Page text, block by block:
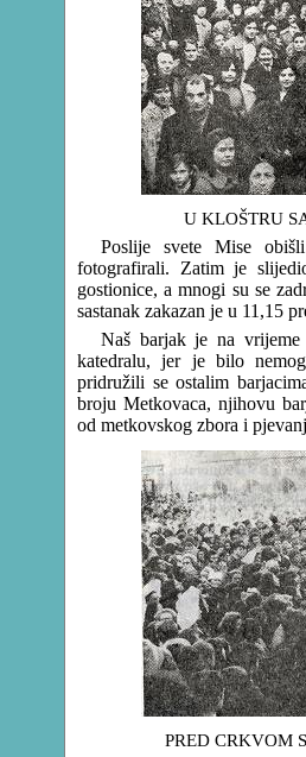
U KLOŠTRU
Poslije svete Mise
fotografirali. Zatim je
gostionice, a mnogi su se
sastanak zakazan je u 11,15
Naš barjak je na
katedralu, jer je bilo
pridružili se ostalim
broju Metkovaca, njihovu
od metkovskog zbora i
PRED CRKVOM